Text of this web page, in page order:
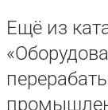
Ещё из